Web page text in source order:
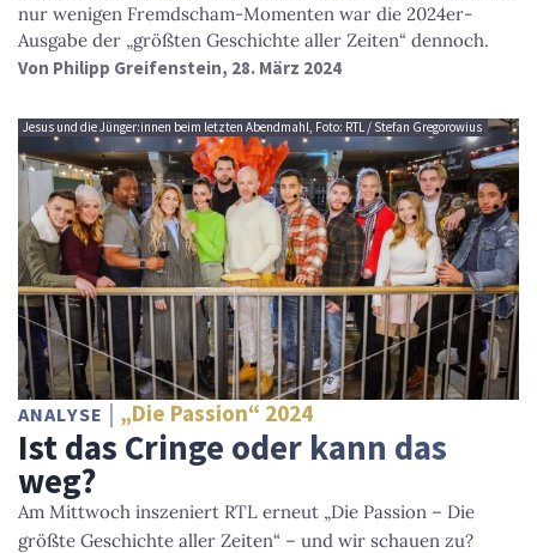
nur wenigen Fremdscham-Momenten war die 2024er-
Ausgabe der „größten Geschichte aller Zeiten“ dennoch.
Von Philipp Greifenstein, 28. März 2024
Jesus und die Jünger:innen beim letzten Abendmahl, Foto: RTL / Stefan Gregorowius
ANALYSE „Die Passion“ 2024
Ist das Cringe oder kann das
weg?
Am Mittwoch inszeniert RTL erneut „Die Passion – Die
größte Geschichte aller Zeiten“ – und wir schauen zu?